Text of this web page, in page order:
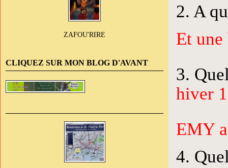
ZAFOU'RIRE
CLIQUEZ SUR MON BLOG D'AVANT
2. A
Et
3.
hiver
EMY
4.